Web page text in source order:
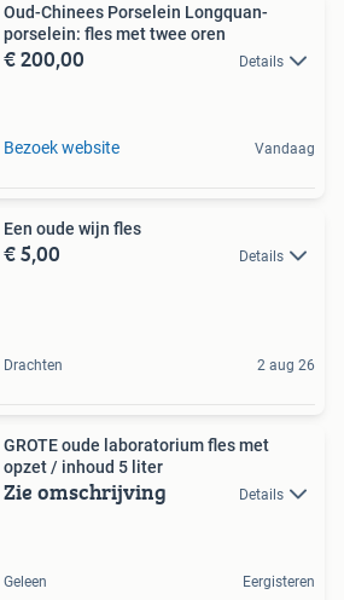
Oud-Chinees Porselein Longquan-
porselein: fles met twee oren
€ 200,00 Details
Bezoek website Vandaag
Een oude wijn fles
€ 5,00 Details
Drachten 2 aug 26
GROTE oude laboratorium fles met
opzet / inhoud 5 liter
Zie omschrijving Details
Geleen Eergisteren